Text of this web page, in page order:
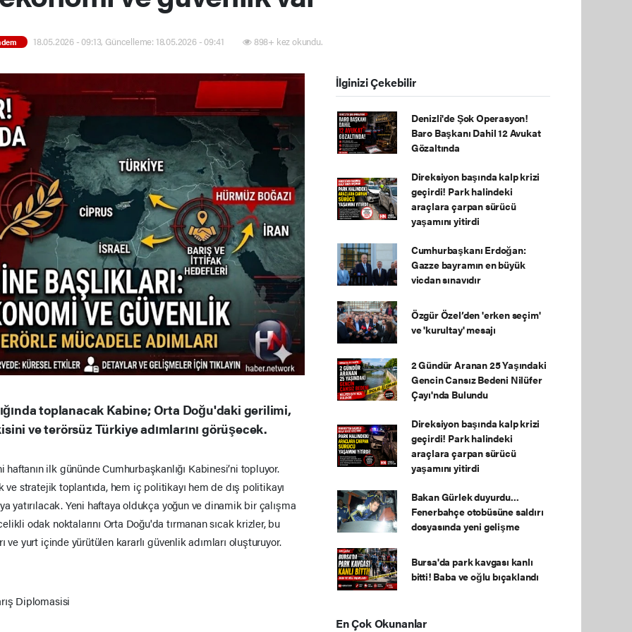
18.05.2026 - 09:13, Güncelleme: 18.05.2026 - 09:41 898+ kez okundu.
toplanacak Kabine; Orta Doğu'daki gerilimi,
ve terörsüz Türkiye adımlarını görüşecek.
ilk gününde Cumhurbaşkanlığı Kabinesi’ni topluyor.
stratejik toplantıda, hem iç politikayı hem de dış politikayı
yatırılacak. Yeni haftaya oldukça yoğun ve dinamik bir çalışma
odak noktalarını Orta Doğu'da tırmanan sıcak krizler, bu
ve yurt içinde yürütülen kararlı güvenlik adımları oluşturuyor.
Diplomasisi
İlginizi Çekebilir
Denizli'de Şok Operasyon!
Baro Başkanı Dahil 12 Avukat
Gözaltında
Direksiyon başında kalp krizi
geçirdi! Park halindeki
araçlara çarpan sürücü
yaşamını yitirdi
Cumhurbaşkanı Erdoğan:
Gazze bayramın en büyük
vicdan sınavıdır
Özgür Özel’den 'erken seçim'
ve 'kurultay' mesajı
2 Gündür Aranan 25 Yaşındaki
Gencin Cansız Bedeni Nilüfer
Çayı'nda Bulundu
Direksiyon başında kalp krizi
geçirdi! Park halindeki
araçlara çarpan sürücü
yaşamını yitirdi
Bakan Gürlek duyurdu...
Fenerbahçe otobüsüne saldırı
dosyasında yeni gelişme
Bursa'da park kavgası kanlı
bitti! Baba ve oğlu bıçaklandı
En Çok Okunanlar